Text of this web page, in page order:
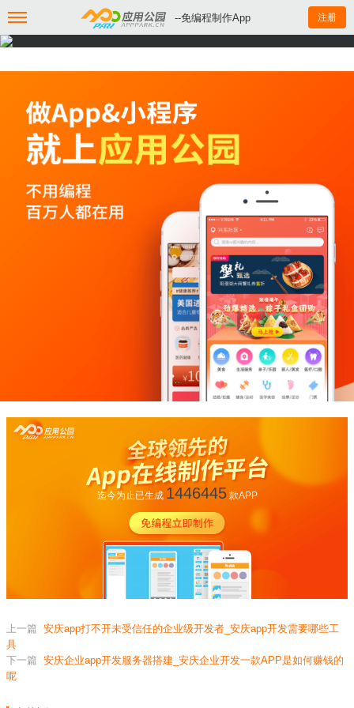
--免编程制作App 注册
迄今为止已生成 1446445款APP
上一篇 安庆app打不开未受信任的企业级开发者_安庆app开发需要哪些工
具
下一篇 安庆企业app开发服务器搭建_安庆企业开发一款APP是如何赚钱的
呢